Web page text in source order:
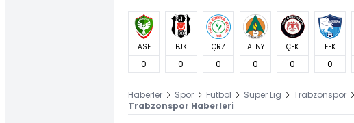
ASF
0
BJK
0
ÇRZ
0
ALNY
0
ÇFK
0
EFK
0
Haberler Spor Futbol Süper Lig Trabzonspor
Trabzonspor Haberleri